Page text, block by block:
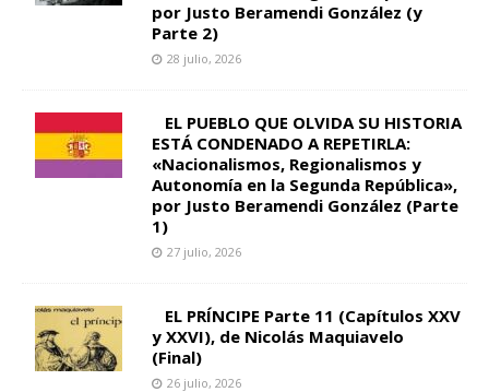
por Justo Beramendi González (y
Parte 2)
28 julio, 2026
EL PUEBLO QUE OLVIDA SU HISTORIA
ESTÁ CONDENADO A REPETIRLA:
«Nacionalismos, Regionalismos y
Autonomía en la Segunda República»,
por Justo Beramendi González (Parte
1)
27 julio, 2026
EL PRÍNCIPE Parte 11 (Capítulos XXV
y XXVI), de Nicolás Maquiavelo
(Final)
26 julio, 2026